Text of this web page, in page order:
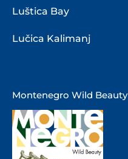
Luštica Bay
Lučica Kalimanj
Montenegro Wild Beauty